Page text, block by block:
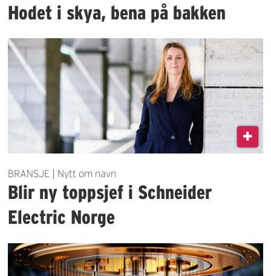
Hodet i skya, bena på bakken
BRANSJE | Nytt om navn
Blir ny toppsjef i Schneider
Electric Norge